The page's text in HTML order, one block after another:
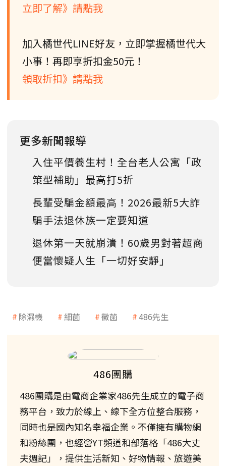
立即了解》請點我
加入橘世代LINE好友，立即掌握橘世代大
小事！再即享折扣金50元！
領取折扣》請點我
更多新聞報導
入住平價養生村！全台老人公寓「政
策型補助」最高打5折
長輩受騙金額最高！2026最新5大詐
騙手法退休族一定要知道
退休第一天就崩潰！60歲男對著超商
便當懷疑人生「一切好安靜」
除濕機 細菌 黴菌 486先生
486團購
486團購是由電商企業家486先生成立的電子商
務平台，致力於線上、線下全方位整合服務，
同時也是國內知名幸福企業。不僅擁有購物網
和粉絲團，也經營YT頻道和部落格「486大丈
夫週記」，提供生活新知、好物情報、旅遊美